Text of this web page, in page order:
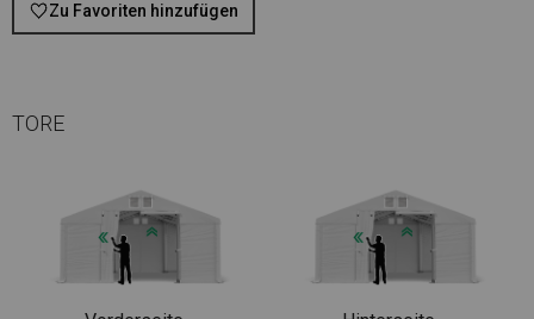
Zu Favoriten hinzufügen
TORE